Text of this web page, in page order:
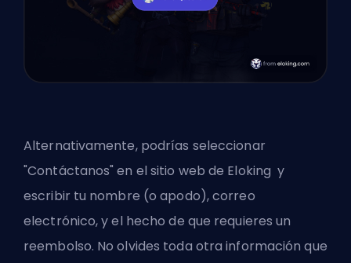
Alternativamente, podrías seleccionar
"Contáctanos" en el sitio web de Eloking y
escribir tu nombre (o apodo), correo
electrónico, y el hecho de que requieres un
reembolso. No olvides toda otra información que